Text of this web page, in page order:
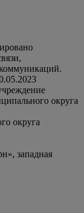
округа
округа
западная